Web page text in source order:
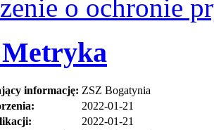
o ochronie
Metryka
informację: ZSZ Bogatynia
2022-01-21
2022-01-21